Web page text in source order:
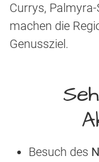
Currys,
machen die
Genussziel.
Besuch des